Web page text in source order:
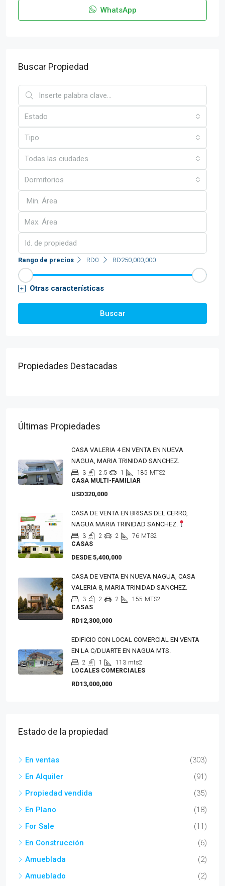
WhatsApp
Buscar Propiedad
Estado
Tipo
Todas las ciudades
Dormitorios
Rango de precios RD0 RD250,000,000
Otras características
Buscar
Propiedades Destacadas
Últimas Propiedades
CASA VALERIA 4 EN VENTA EN NUEVA
NAGUA, MARIA TRINIDAD SANCHEZ.
3 2.5 1 185 MTS2
CASA MULTI-FAMILIAR
USD320,000
CASA DE VENTA EN BRISAS DEL CERRO,
NAGUA MARIA TRINIDAD SANCHEZ.
3 2 2 76 MTS2
CASAS
DESDE 5,400,000
CASA DE VENTA EN NUEVA NAGUA, CASA
VALERIA 8, MARIA TRINIDAD SANCHEZ.
3 2 2 155 MTS2
CASAS
RD12,300,000
EDIFICIO CON LOCAL COMERCIAL EN VENTA
EN LA C/DUARTE EN NAGUA MTS.
2 1 113 mts2
LOCALES COMERCIALES
RD13,000,000
Estado de la propiedad
En ventas
(303)
En Alquiler
(91)
Propiedad vendida
(35)
En Plano
(18)
For Sale
(11)
En Construcción
(6)
Amueblada
(2)
Amueblado
(2)